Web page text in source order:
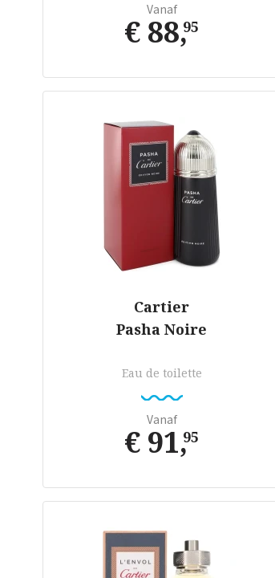
Vanaf
€ 88,95
Cartier
Pasha Noire
Eau de toilette
Vanaf
€ 91,95